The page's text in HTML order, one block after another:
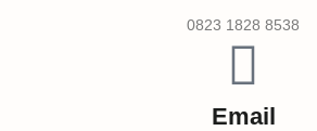
0823 1828 8538
Email